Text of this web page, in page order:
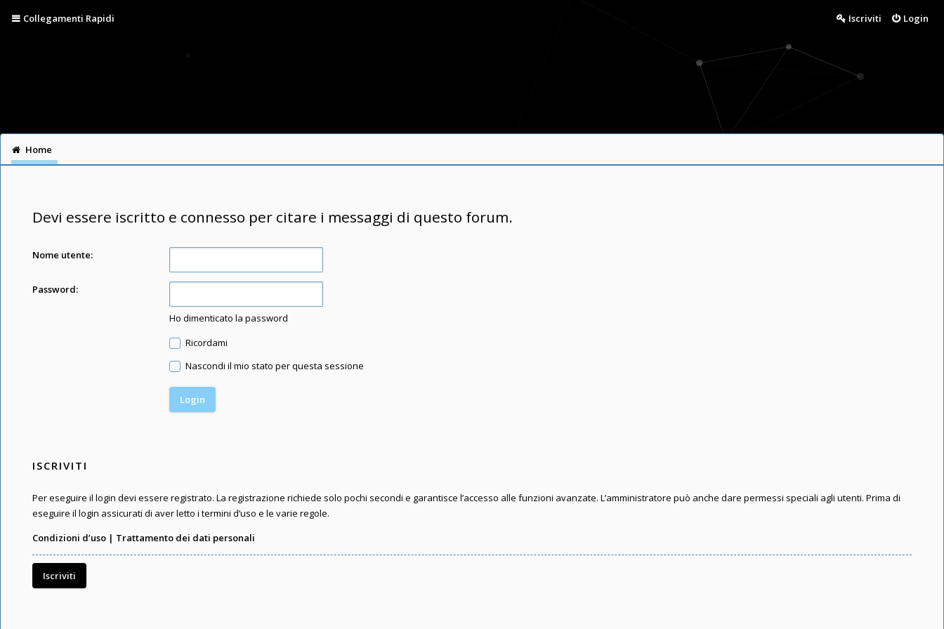
Collegamenti Rapidi Login
Iscriviti
Home
Devi essere iscritto e connesso per citare i messaggi di questo forum.
Nome utente:
Password:
Ho dimenticato la password
Ricordami
Nascondi il mio stato per questa sessione
ISCRIVITI
Per eseguire il login devi essere registrato. La registrazione richiede solo pochi secondi e garantisce l’accesso alle funzioni avanzate. L’amministratore può anche dare permessi speciali agli utenti. Prima di
eseguire il login assicurati di aver letto i termini d’uso e le varie regole.
Condizioni d’uso | Trattamento dei dati personali
Iscriviti